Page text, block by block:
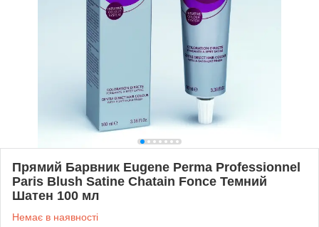
Прямий Барвник Eugene Рerma Professionnel
Paris Blush Satine Chatain Fonce Темний
Шатен 100 мл
Немає в наявності